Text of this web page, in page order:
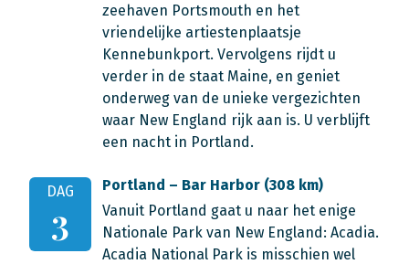
zeehaven Portsmouth en het
vriendelijke artiestenplaatsje
Kennebunkport. Vervolgens rijdt u
verder in de staat Maine, en geniet
onderweg van de unieke vergezichten
waar New England rijk aan is. U verblijft
een nacht in Portland.
DAG
3
Portland – Bar Harbor (308 km)
Vanuit Portland gaat u naar het enige
Nationale Park van New England: Acadia.
Acadia National Park is misschien wel